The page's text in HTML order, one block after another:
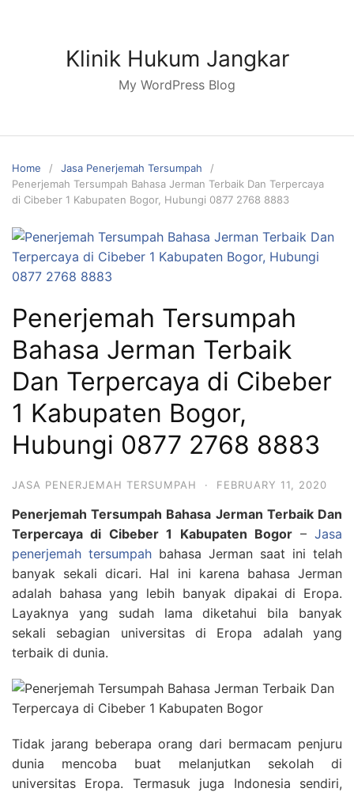
Klinik Hukum Jangkar
My WordPress Blog
Home
Jasa Penerjemah Tersumpah
Penerjemah Tersumpah Bahasa Jerman Terbaik Dan Terpercaya
di Cibeber 1 Kabupaten Bogor, Hubungi 0877 2768 8883
Penerjemah Tersumpah
Bahasa Jerman Terbaik
Dan Terpercaya di Cibeber
1 Kabupaten Bogor,
Hubungi 0877 2768 8883
JASA PENERJEMAH TERSUMPAH · FEBRUARY 11, 2020
Penerjemah Tersumpah Bahasa Jerman Terbaik Dan
Terpercaya di Cibeber 1 Kabupaten Bogor –Jasa
penerjemah tersumpah bahasa Jerman saat ini telah
banyak sekali dicari. Hal ini karena bahasa Jerman
adalah bahasa yang lebih banyak dipakai di Eropa.
Layaknya yang sudah lama diketahui bila banyak
sekali sebagian universitas di Eropa adalah yang
terbaik di dunia.
Tidak jarang beberapa orang dari bermacam penjuru
dunia mencoba buat melanjutkan sekolah di
universitas Eropa. Termasuk juga Indonesia sendiri,